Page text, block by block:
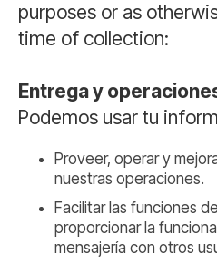
purposes or as
time of collection:
Entrega y
Podemos usar tu
Proveer, operar y
nuestras operaciones.
Facilitar las funciones
proporcionar la
mensajería con otros